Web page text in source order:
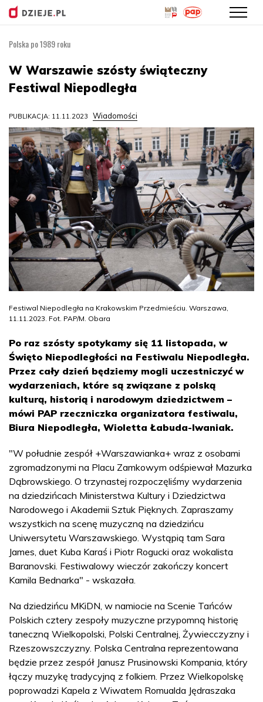
treści
Polska po 1989 roku
W Warszawie szósty świąteczny
Festiwal Niepodległa
PUBLIKACJA: 11.11.2023 Wiadomości
Festiwal Niepodległa na Krakowskim Przedmieściu. Warszawa,
11.11.2023. Fot. PAP/M. Obara
Po raz szósty spotykamy się 11 listopada, w
Święto Niepodległości na Festiwalu Niepodległa.
Przez cały dzień będziemy mogli uczestniczyć w
wydarzeniach, które są związane z polską
kulturą, historią i narodowym dziedzictwem –
mówi PAP rzeczniczka organizatora festiwalu,
Biura Niepodległa, Wioletta Łabuda-Iwaniak.
"W południe zespół +Warszawianka+ wraz z osobami
zgromadzonymi na Placu Zamkowym odśpiewał Mazurka
Dąbrowskiego. O trzynastej rozpoczęliśmy wydarzenia
na dziedzińcach Ministerstwa Kultury i Dziedzictwa
Narodowego i Akademii Sztuk Pięknych. Zapraszamy
wszystkich na scenę muzyczną na dziedzińcu
Uniwersytetu Warszawskiego. Wystąpią tam Sara
James, duet Kuba Karaś i Piotr Rogucki oraz wokalista
Baranovski. Festiwalowy wieczór zakończy koncert
Kamila Bednarka" - wskazała.
Na dziedzińcu MKiDN, w namiocie na Scenie Tańców
Polskich cztery zespoły muzyczne przypomną historię
taneczną Wielkopolski, Polski Centralnej, Żywiecczyzny i
Rzeszowszczyzny. Polska Centralna reprezentowana
będzie przez zespół Janusz Prusinowski Kompania, który
łączy muzykę tradycyjną z folkiem. Przez Wielkopolskę
poprowadzi Kapela z Wiwatem Romualda Jędraszaka